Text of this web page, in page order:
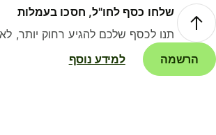
שלחו כסף לחו"ל, חסכו בעמלות
תנו לכסף שלכם להגיע רחוק יותר,
הרשמה
למידע נוסף